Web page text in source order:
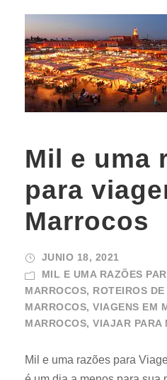
Mil e uma
para
Marrocos
JUNIO 18, 2021
MIL E UMA RAZÕES
MARROCOS, ROTEIROS
MARROCOS, VIAGENS EM
MARROCOS, VIAJAR PARA
Mil e uma razões para